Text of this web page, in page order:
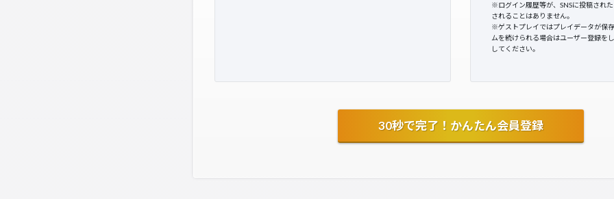
※ログイン履歴等が、SNSに投稿され
されることはありません。
※ゲストプレイではプレイデータが保
ムを続けられる場合はユーザー登録を
してください。
30秒で完了！かんたん会員登録